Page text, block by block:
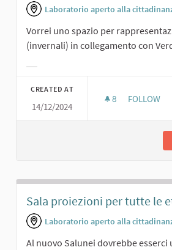
Laboratorio aperto alla
Vorrei uno spazio per
(invernali) in collegamento con
CREATED AT
14/12/2024
8 8 FOLLOWERS
FOLLOW
Sala proiezioni per tutte le
Laboratorio aperto alla
Al nuovo Salunei dovrebbe esserci